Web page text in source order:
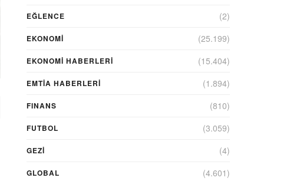
EĞLENCE (2)
EKONOMİ (25.199)
EKONOMI HABERLERI (15.404)
EMTIA HABERLERI (1.894)
FINANS (810)
FUTBOL (3.059)
GEZI (4)
GLOBAL (4.601)